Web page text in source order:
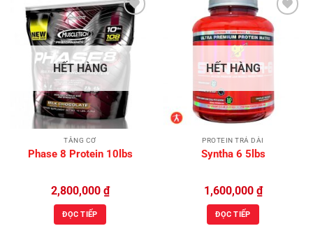
Add to
Wishlist
HẾT HÀNG
TĂNG CƠ
Phase 8 Protein 10lbs
2,800,000 ₫
ĐỌC TIẾP
HẾT HÀNG
PROTEIN TRẢ DÀI
Syntha 6 5lbs
1,600,000 ₫
ĐỌC TIẾP